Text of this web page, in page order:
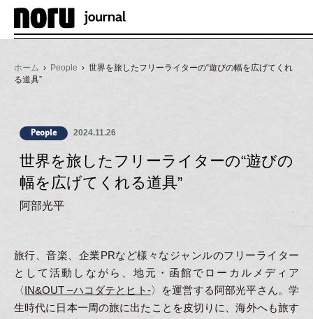
ホーム › People › 世界を旅したフリーライターの“遊びの幅を広げてくれ
る道具”
People 2024.11.26
世界を旅したフリーライターの“遊びの
幅を広げてくれる道具”
阿部光平
旅行、音楽、企業PRなど様々なジャンルのフリーライター
として活動しながら、地元・函館でローカルメディア
〈 IN&OUT –ハコダテとヒト-〉を運営する阿部光平さん。学
生時代に日本一周の旅に出たことを皮切りに、海外へも旅す